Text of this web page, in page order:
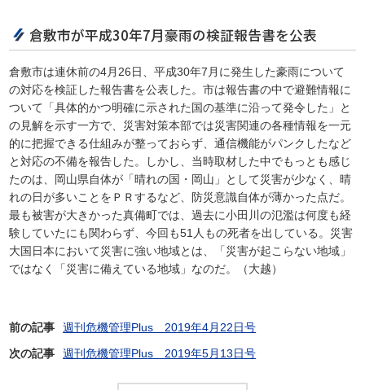
倉敷市が平成30年7月豪雨の検証報告書を公表
倉敷市は連休前の4月26日、平成30年7月に発生した豪雨について
の対応を検証した報告書を公表した。市は報告書の中で避難情報に
ついて「具体的かつ明確に示された国の基準に沿って発令した」と
の見解を示す一方で、災害対策本部では災害関連の各種情報を一元
的に把握できる仕組みが整っておらず、通信機能がパンクしたなど
と対応の不備を報告した。しかし、当時取材した中でもっとも感じ
たのは、岡山県自体が「晴れの国・岡山」として災害が少なく、晴
れの日が多いことをＰＲするなど、防災意識自体が薄かった点だ。
最も被害が大きかった真備町では、過去に小田川の氾濫は何度も経
験していたにも関わらず、今回も51人もの死者を出している。災害
大国日本において災害に強い地域とは、「災害が起こらない地域」
ではなく「災害に備えている地域」なのだ。（大越）
前の記事
週刊危機管理Plus 2019年4月22日号
次の記事
週刊危機管理Plus 2019年5月13日号